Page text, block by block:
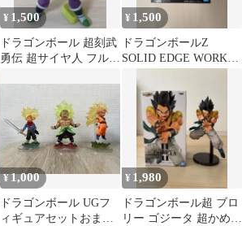
¥ 1,500
ドラゴンボール 超刻武
勇伝 超サイヤ人 フルパ
¥ 1,500
ドラゴンボールZ
SOLID EDGE WORKS-
¥1,000
ドラゴンボール UGフ
ィギュアセットおまけ
¥ 1,980
ドラゴンボール超 ブロ
リー ゴジータ 超かめは